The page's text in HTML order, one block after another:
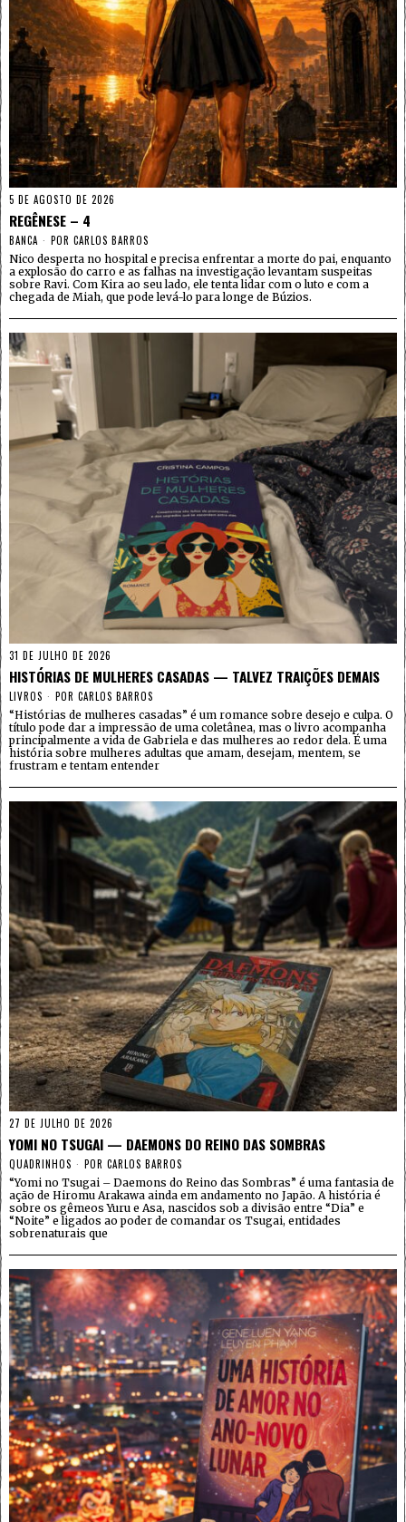
5 DE AGOSTO DE 2026
REGÊNESE – 4
BANCA POR CARLOS BARROS
Nico desperta no hospital e precisa enfrentar a morte do pai, enquanto
a explosão do carro e as falhas na investigação levantam suspeitas
sobre Ravi. Com Kira ao seu lado, ele tenta lidar com o luto e com a
chegada de Miah, que pode levá-lo para longe de Búzios.
31 DE JULHO DE 2026
HISTÓRIAS DE MULHERES CASADAS — TALVEZ TRAIÇÕES DEMAIS
LIVROS POR CARLOS BARROS
“Histórias de mulheres casadas” é um romance sobre desejo e culpa. O
título pode dar a impressão de uma coletânea, mas o livro acompanha
principalmente a vida de Gabriela e das mulheres ao redor dela. É uma
história sobre mulheres adultas que amam, desejam, mentem, se
frustram e tentam entender
27 DE JULHO DE 2026
YOMI NO TSUGAI — DAEMONS DO REINO DAS SOMBRAS
QUADRINHOS POR CARLOS BARROS
“Yomi no Tsugai – Daemons do Reino das Sombras” é uma fantasia de
ação de Hiromu Arakawa ainda em andamento no Japão. A história é
sobre os gêmeos Yuru e Asa, nascidos sob a divisão entre “Dia” e
“Noite” e ligados ao poder de comandar os Tsugai, entidades
sobrenaturais que